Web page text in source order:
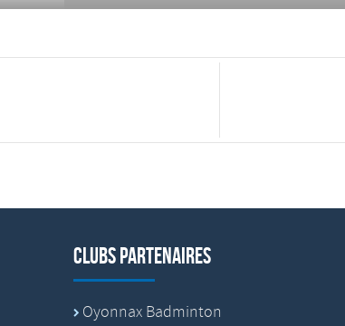
Clubs partenaires
Oyonnax Badminton